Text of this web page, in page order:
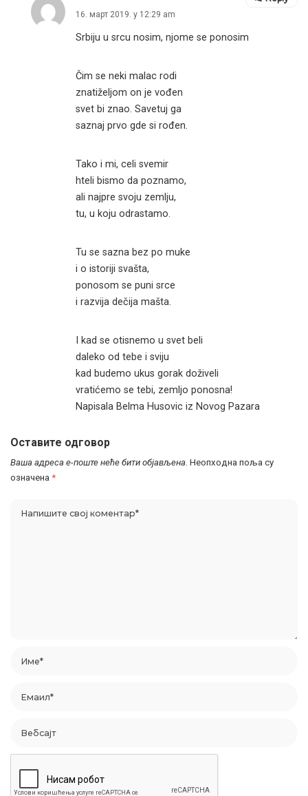
16. март 2019. у 12:29 am
Srbiju u srcu nosim, njome se ponosim
Čim se neki malac rodi
znatiželjom on je vođen
svet bi znao. Savetuj ga
saznaj prvo gde si rođen.
Tako i mi, celi svemir
hteli bismo da poznamo,
ali najpre svoju zemlju,
tu, u koju odrastamo.
Tu se sazna bez po muke
i o istoriji svašta,
ponosom se puni srce
i razvija dečija mašta.
I kad se otisnemo u svet beli
daleko od tebe i sviju
kad budemo ukus gorak doživeli
vratićemo se tebi, zemljo ponosna!
Napisala Belma Husovic iz Novog Pazara
Оставите одговор
Ваша адреса е-поште неће бити објављена. Неопходна поља су
означена *